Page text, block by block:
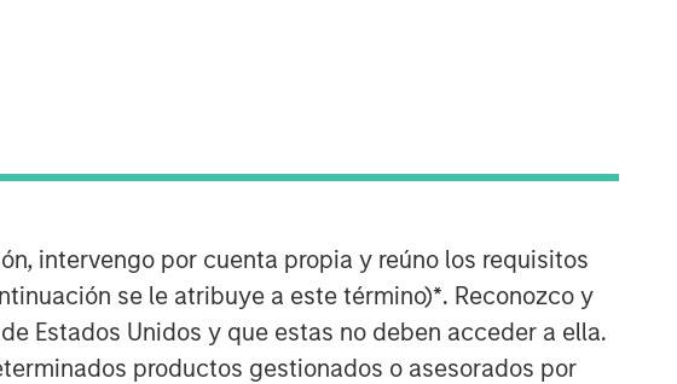
intervengo por cuenta propia y reúno los requisitos
se le atribuye a este término)*. Reconozco y
Estados Unidos y que estas no deben acceder a ella.
productos gestionados o asesorados por
America. The team focuses on the
attractive, established energy
businesses across the energy value
chain in partnership with best-in-class
management teams.